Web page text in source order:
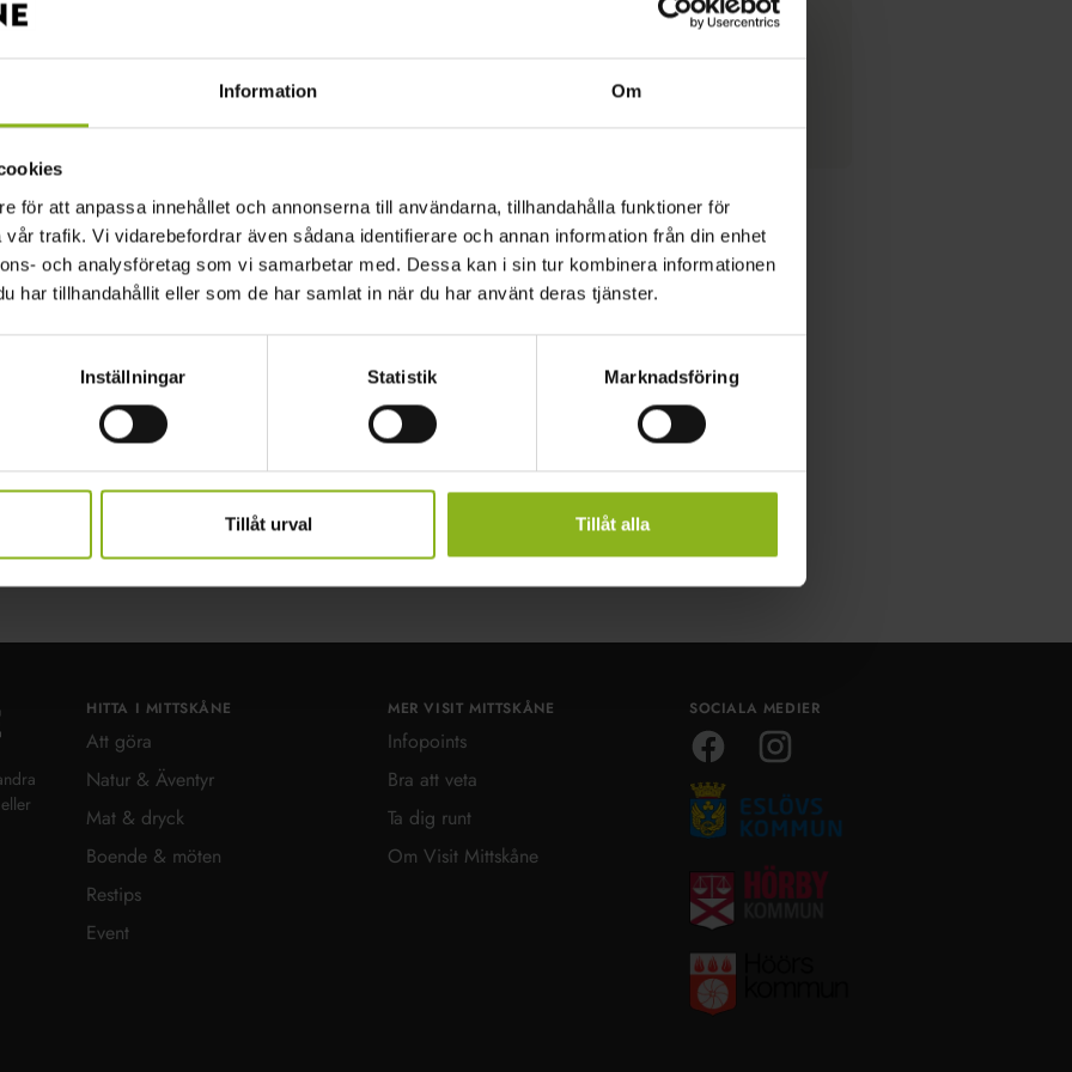
Information Om
för att anpassa innehållet och annonserna till användarna, tillhandahålla funktioner för
trafik. Vi vidarebefordrar även sådana identifierare och annan information från din enhet
och analysföretag som vi samarbetar med. Dessa kan i sin tur kombinera informationen
har tillhandahållit eller som de har samlat in när du har använt deras tjänster.
Inställningar Statistik Marknadsföring
Tillåt urval Tillåt alla
(Eslövs Boll Klubb) presenterar den andra
filten eller bärbara stolar och njut av
en DJ på plats.
och gott, lotteriet med fina priser från de
har försäljning som vanligt.
Drängarna och det lokala bandet
2026-08-06–2026-08-06
drangarna-och-boomshakalak/?
date=20260806190000
Visit MittSkåneHITTA I MITTSKÅNE
Att göra
Natur & Äventyr
Mat & dryck
Boende & möten
Restips
Event
MER VISIT MITTSKÅNE
Infopoints
Bra att veta
Ta dig runt
Om Visit Mittskåne
SOCIALA MEDIER
Facebook